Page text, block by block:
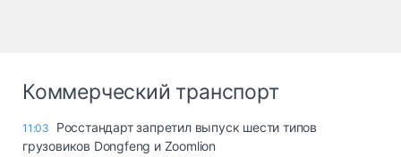
Коммерческий транспорт
11:03
Росстандарт запретил выпуск шести типов
грузовиков Dongfeng и Zoomlion